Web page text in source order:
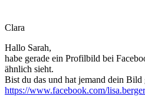
Clara
Hallo Sarah,
habe gerade ein Profilbild bei
ähnlich sieht.
Bist du das und hat jemand dein Bild
https://www.facebook.com/